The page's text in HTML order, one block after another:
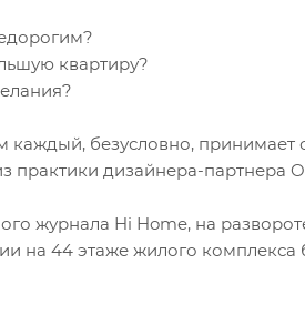
квартиру?
каждый, безусловно, принимает
практики дизайнера-партнера
журнала Hi Home, на
на 44 этаже жилого комплекса